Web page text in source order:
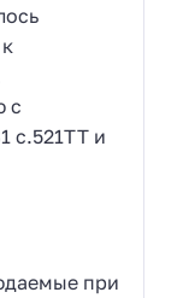
с
с.521ТТ и
при